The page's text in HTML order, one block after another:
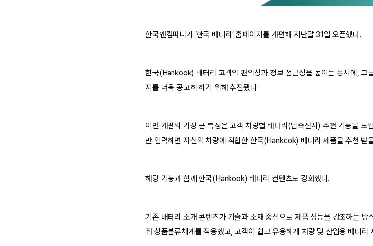
한국앤컴퍼니가 ‘한국 배터리’ 홈페이지를 개편해 지난달 31일 오픈했다.
한국(Hankook) 배터리 고객의 편의성과 정보 접근성을 높이는 동시에, 그
지를 더욱 공고히 하기 위해 추진됐다.
이번 개편의 가장 큰 특징은 고객 차량별 배터리(납축전지) 추천 기능을 도
만 입력하면 자신의 차량에 적합한 한국(Hankook) 배터리 제품을 추천 받
해당 기능과 함께 한국(Hankook) 배터리 컨텐츠도 강화했다.
기존 배터리 소개 콘텐츠가 기술과 소재 중심으로 제품 성능을 강조하는
춰 상품분류체계를 적용했고, 고객이 쉽고 유용하게 차량 및 산업용 배터리